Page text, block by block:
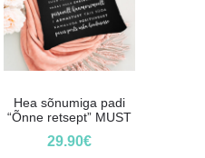
Hea sõnumiga padi
“Õnne retsept” MUST
29.90€